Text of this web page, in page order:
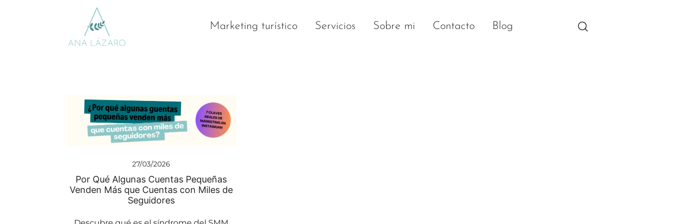
Marketing turístico Servicios Sobre mi Contacto Blog
27/03/2026
Por Qué Algunas Cuentas Pequeñas
Venden Más que Cuentas con Miles de
Seguidores